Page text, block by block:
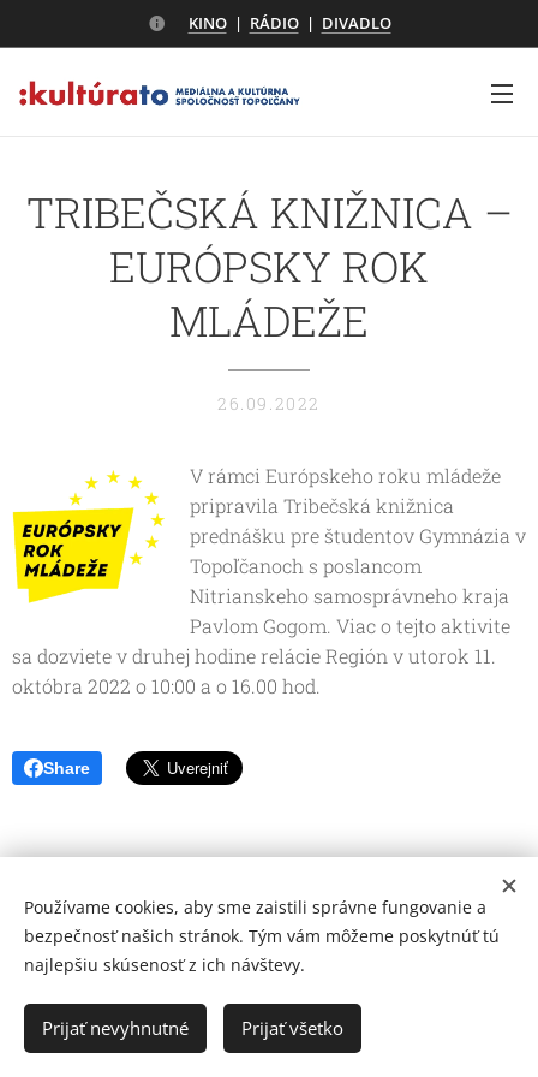
KINO| RÁDIO| DIVADLO
TRIBEČSKÁ KNIŽNICA –
EURÓPSKY ROK
MLÁDEŽE
26.09.2022
V rámci Európskeho roku mládeže
pripravila Tribečská knižnica
prednášku pre študentov Gymnázia v
Topoľčanoch s poslancom
Nitrianskeho samosprávneho kraja
Pavlom Gogom. Viac o tejto aktivite
sa dozviete v druhej hodine relácie Región v utorok 11.
októbra 2022 o 10:00 a o 16.00 hod.
Share
© 2026 Mediálna a kultúrna spoločnosť Topoľčany, s.r.o.
Ochrana osobných údajov
www.kulturato.sk
Cookies
Používame cookies, aby sme zaistili správne fungovanie a
bezpečnosť našich stránok. Tým vám môžeme poskytnúť tú
najlepšiu skúsenosť z ich návštevy.
Prijať nevyhnutné Prijať všetko